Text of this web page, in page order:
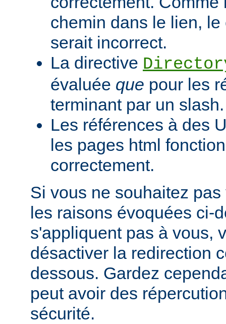
chemin dans le lien,
serait incorrect.
La directive
évaluée que pour les
terminant par un slash.
Les références à des
les pages html
correctement.
Si vous ne souhaitez
les raisons évoquées ci-
s'appliquent pas à vous,
désactiver la redirection
dessous. Gardez
peut avoir des
sécurité.